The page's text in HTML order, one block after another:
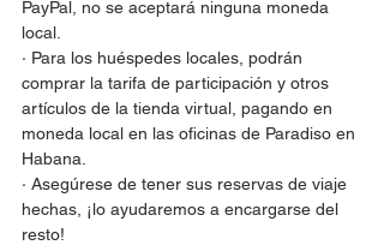
PayPal, no se aceptará ninguna moneda
local.
· Para los huéspedes locales, podrán
comprar la tarifa de participación y otros
artículos de la tienda virtual, pagando en
moneda local en las oficinas de Paradiso en
Habana.
· Asegúrese de tener sus reservas de viaje
hechas, ¡lo ayudaremos a encargarse del
resto!